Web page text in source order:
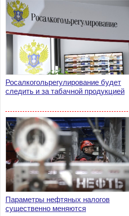
Росалкогольрегулирование будет
следить и за табачной продукцией
Параметры нефтяных налогов
существенно меняются